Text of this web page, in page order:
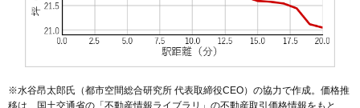
59 青田 24万円 1,960万円
五十鈴 24万円 1,664万円
24万円
梅野木前 23万円 1,758万円 29.4%
※水谷昂太郎氏（都市空間総合研究所 代表取締役CEO）の協力で作成。価格推
移は、国土交通省の「不動産情報ライブラリ 」の不動産取引価格情報をもと